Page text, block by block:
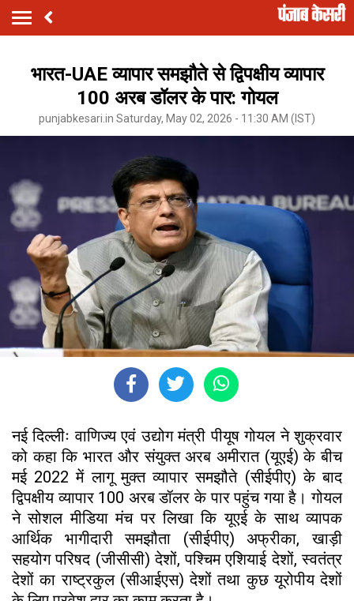
भारत-UAE व्यापार समझौते से द्विपक्षीय व्यापार
100 अरब डॉलर के पार: गोयल
punjabkesari.in Saturday, May 02, 2026 - 11:30 AM (IST)
नई दिल्लीः वाणिज्य एवं उद्योग मंत्री पीयूष गोयल ने शुक्रवार
को कहा कि भारत और संयुक्त अरब अमीरात (यूएई) के बीच
मई 2022 में लागू मुक्त व्यापार समझौते (सीईपीए) के बाद
द्विपक्षीय व्यापार 100 अरब डॉलर के पार पहुंच गया है। गोयल
ने सोशल मीडिया मंच पर लिखा कि यूएई के साथ व्यापक
आर्थिक भागीदारी समझौता (सीईपीए) अफ्रीका, खाड़ी
सहयोग परिषद (जीसीसी) देशों, पश्चिम एशियाई देशों, स्वतंत्र
देशों का राष्ट्रकुल (सीआईएस) देशों तथा कुछ यूरोपीय देशों